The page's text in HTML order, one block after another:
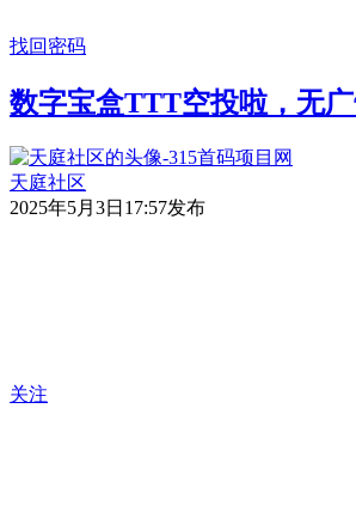
找回密码
数字宝盒TTT空投啦，无
天庭社区
2025年5月3日17:57发布
关注